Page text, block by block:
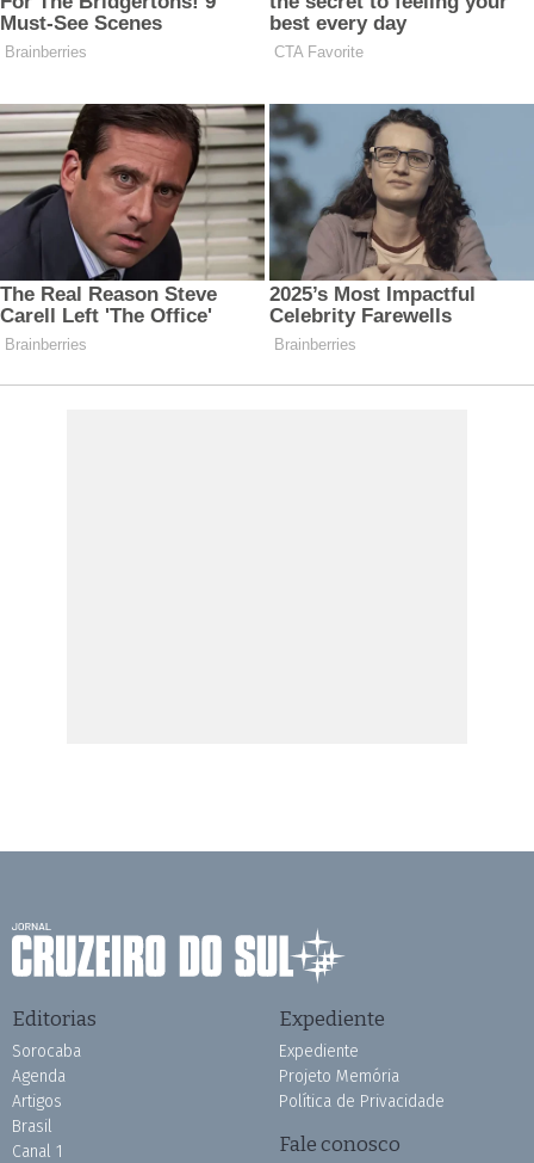
Editorias
Sorocaba
Agenda
Artigos
Brasil
Canal 1
Expediente
Expediente
Projeto Memória
Política de Privacidade
Fale conosco